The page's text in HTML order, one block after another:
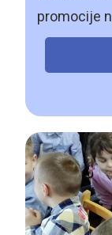
promocije